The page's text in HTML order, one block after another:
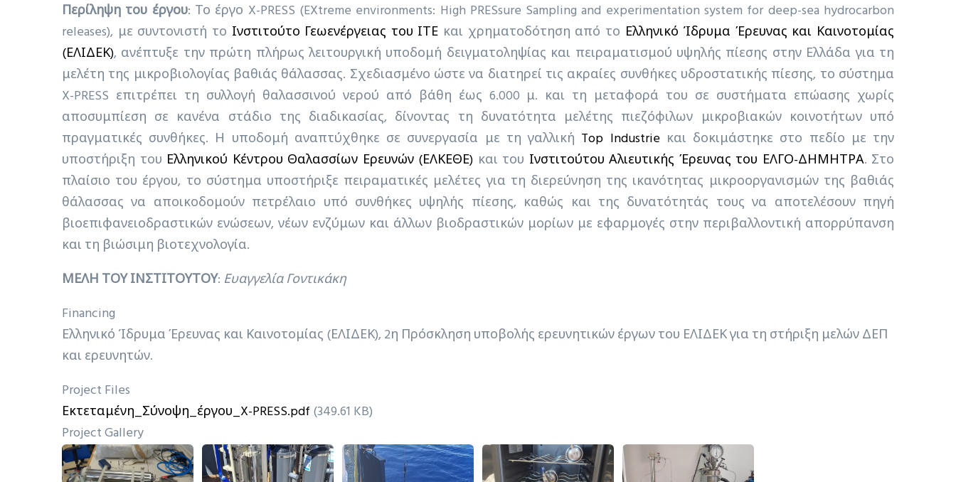
Περίληψη του έργου: Το έργο X-PRESS (EXtreme environments: High PRESsure Sampling and experimentation system for deep-sea hydrocarbon
releases), με συντονιστή το Ινστιτούτο Γεωενέργειας του ΙΤΕ και χρηματοδότηση από το Ελληνικό Ίδρυμα Έρευνας και Καινοτομίας
(ΕΛΙΔΕΚ), ανέπτυξε την πρώτη πλήρως λειτουργική υποδομή δειγματοληψίας και πειραματισμού υψηλής πίεσης στην Ελλάδα για τη
μελέτη της μικροβιολογίας βαθιάς θάλασσας. Σχεδιασμένο ώστε να διατηρεί τις ακραίες συνθήκες υδροστατικής πίεσης, το σύστημα
X-PRESS επιτρέπει τη συλλογή θαλασσινού νερού από βάθη έως 6.000 μ. και τη μεταφορά του σε συστήματα επώασης χωρίς
αποσυμπίεση σε κανένα στάδιο της διαδικασίας, δίνοντας τη δυνατότητα μελέτης πιεζόφιλων μικροβιακών κοινοτήτων υπό
πραγματικές συνθήκες. Η υποδομή αναπτύχθηκε σε συνεργασία με τη γαλλική Top Industrieκαι δοκιμάστηκε στο πεδίο με την
υποστήριξη του Ελληνικού Κέντρου Θαλασσίων Ερευνών (ΕΛΚΕΘΕ) και του Ινστιτούτου Αλιευτικής Έρευνας του ΕΛΓΟ-ΔΗΜΗΤΡΑ. Στο
πλαίσιο του έργου, το σύστημα υποστήριξε πειραματικές μελέτες για τη διερεύνηση της ικανότητας μικροοργανισμών της βαθιάς
θάλασσας να αποικοδομούν πετρέλαιο υπό συνθήκες υψηλής πίεσης, καθώς και της δυνατότητάς τους να αποτελέσουν πηγή
βιοεπιφανειοδραστικών ενώσεων, νέων ενζύμων και άλλων βιοδραστικών μορίων με εφαρμογές στην περιβαλλοντική απορρύπανση
και τη βιώσιμη βιοτεχνολογία.
ΜΕΛΗ ΤΟΥ ΙΝΣΤΙΤΟΥΤΟΥ: Ευαγγελία Γοντικάκη
Financing
Ελληνικό Ίδρυμα Έρευνας και Καινοτομίας (ΕΛΙΔΕΚ), 2η Πρόσκληση υποβολής ερευνητικών έργων του ΕΛΙΔΕΚ για τη στήριξη μελών ΔΕΠ
και ερευνητών.
Project Files
Εκτεταμένη_Σύνοψη_έργου_X-PRESS.pdf (349.61 KB)
Project Gallery